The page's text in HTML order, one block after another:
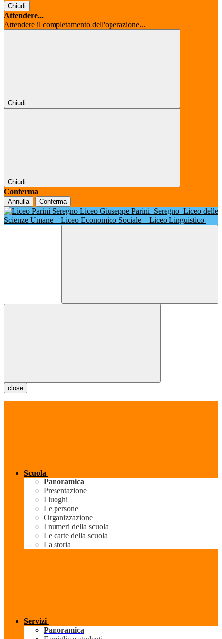
Chiudi
Attendere...
Attendere il completamento dell'operazione...
Chiudi
Chiudi
Conferma
Annulla Conferma
Liceo Giuseppe Parini Seregno Liceo delle
Scienze Umane – Liceo Economico Sociale – Liceo Linguistico
close
Scuola
Panoramica
Presentazione
I luoghi
Le persone
Organizzazione
I numeri della scuola
Le carte della scuola
La storia
Servizi
Panoramica